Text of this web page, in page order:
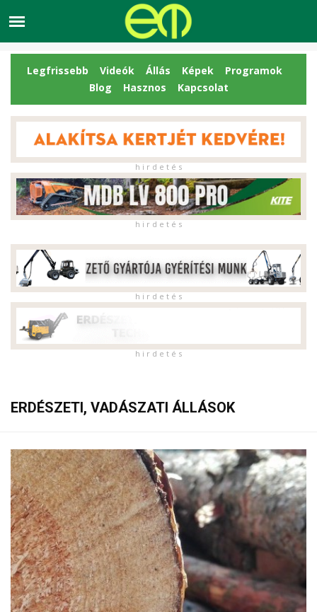
Legfrissebb Videók Állás Képek
Programok
Blog
Hasznos Kapcsolat
h i r d e t é s
h i r d e t é s
h i r d e t é s
h i r d e t é s
ERDÉSZETI, VADÁSZATI ÁLLÁSOK